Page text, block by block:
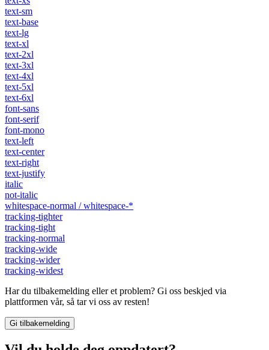
text-sm
text-base
text-lg
text-xl
text-2xl
text-3xl
text-4xl
text-5xl
text-6xl
font-sans
font-serif
font-mono
text-left
text-center
text-right
text-justify
italic
not-italic
whitespace-normal / whitespace-*
tracking-tighter
tracking-tight
tracking-normal
tracking-wide
tracking-wider
tracking-widest
Har du tilbakemelding eller et problem? Gi oss beskjed via
plattformen vår, så tar vi oss av resten!
Gi tilbakemelding